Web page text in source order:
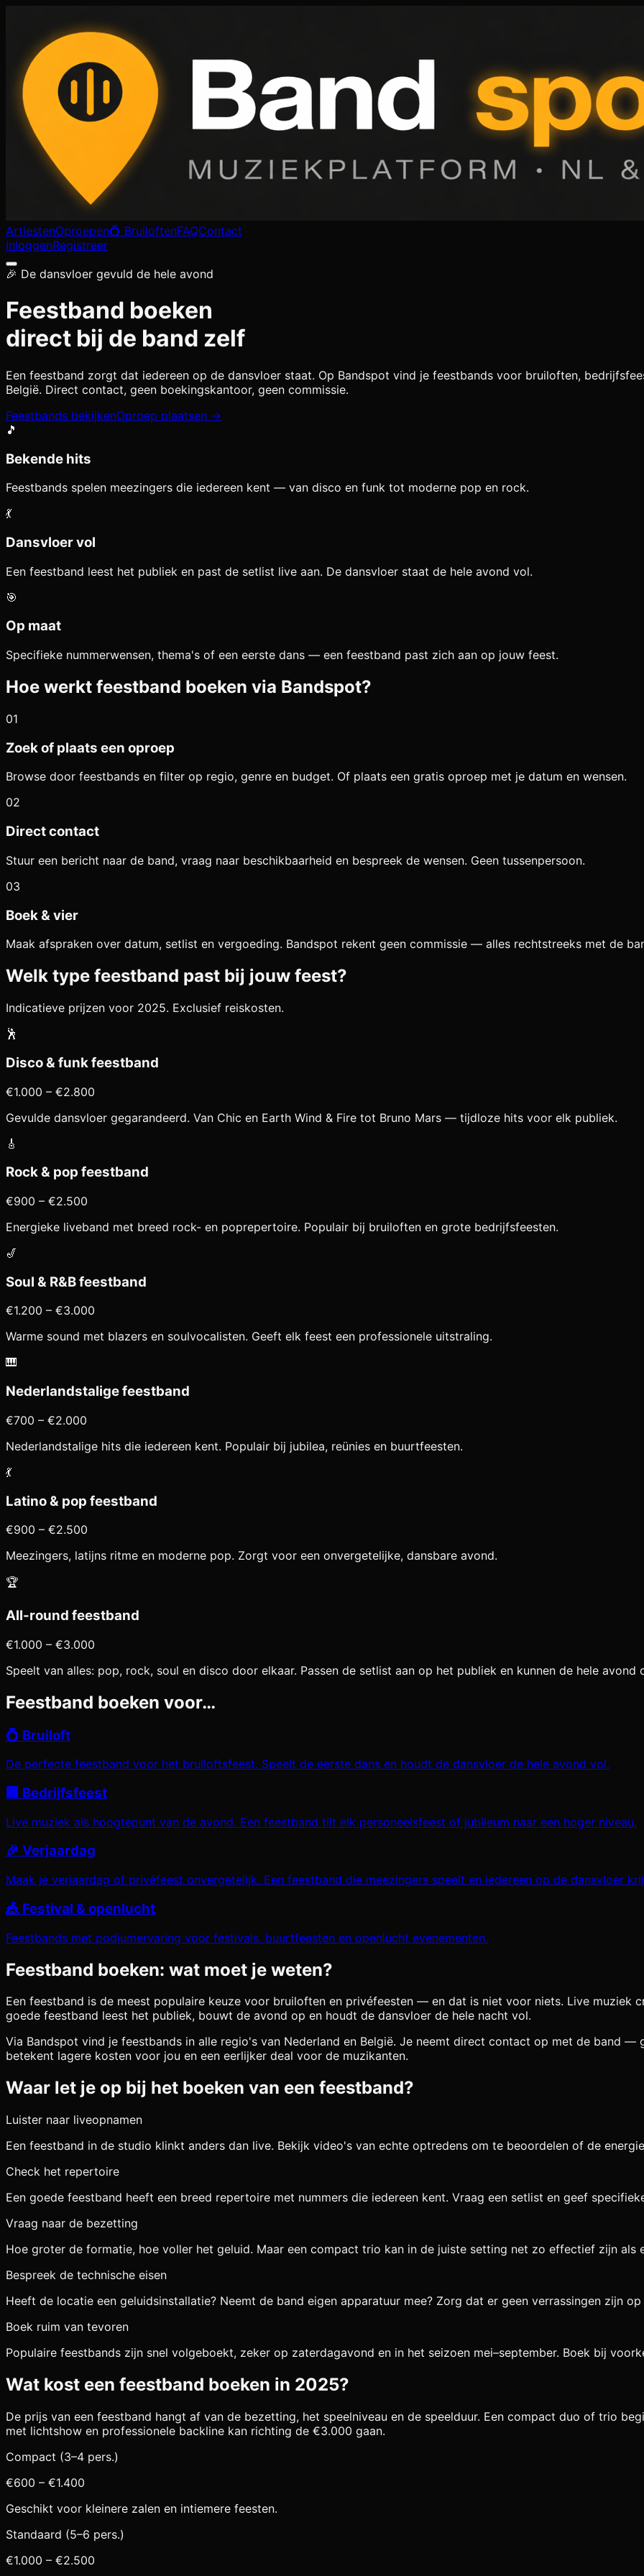
ArtiestenOproepen💍 BruiloftenFAQContact
InloggenRegistreer
🎉 De dansvloer gevuld de hele avond
Feestband boeken
direct bij de band zelf
Een feestband zorgt dat iedereen op de dansvloer staat. Op Bandspot vind je feestbands voor bruiloften,
België. Direct contact, geen boekingskantoor, geen commissie.
Feestbands bekijkenOproep plaatsen →
🎵
Bekende hits
Feestbands spelen meezingers die iedereen kent — van disco en funk tot moderne pop en rock.
💃
Dansvloer vol
Een feestband leest het publiek en past de setlist live aan. De dansvloer staat de hele avond vol.
🎯
Op maat
Specifieke nummerwensen, thema's of een eerste dans — een feestband past zich aan op jouw feest.
Hoe werkt feestband boeken via Bandspot?
01
Zoek of plaats een oproep
Browse door feestbands en filter op regio, genre en budget. Of plaats een gratis oproep met je datum en wensen.
02
Direct contact
Stuur een bericht naar de band, vraag naar beschikbaarheid en bespreek de wensen. Geen tussenpersoon.
03
Boek & vier
Maak afspraken over datum, setlist en vergoeding. Bandspot rekent geen commissie — alles rechtstreeks met de
Welk type feestband past bij jouw feest?
Indicatieve prijzen voor 2025. Exclusief reiskosten.
🕺
Disco & funk feestband
€1.000 – €2.800
Gevulde dansvloer gegarandeerd. Van Chic en Earth Wind & Fire tot Bruno Mars — tijdloze hits voor elk publiek.
🎸
Rock & pop feestband
€900 – €2.500
Energieke liveband met breed rock- en poprepertoire. Populair bij bruiloften en grote bedrijfsfeesten.
🎷
Soul & R&B feestband
€1.200 – €3.000
Warme sound met blazers en soulvocalisten. Geeft elk feest een professionele uitstraling.
🎹
Nederlandstalige feestband
€700 – €2.000
Nederlandstalige hits die iedereen kent. Populair bij jubilea, reünies en buurtfeesten.
💃
Latino & pop feestband
€900 – €2.500
Meezingers, latijns ritme en moderne pop. Zorgt voor een onvergetelijke, dansbare avond.
🏆
All-round feestband
€1.000 – €3.000
Speelt van alles: pop, rock, soul en disco door elkaar. Passen de setlist aan op het publiek en kunnen de hele avond
Feestband boeken voor…
💍 Bruiloft
De perfecte feestband voor het bruiloftsfeest. Speelt de eerste dans en houdt de dansvloer de hele avond vol.
🏢 Bedrijfsfeest
Live muziek als hoogtepunt van de avond. Een feestband tilt elk personeelsfeest of jubileum naar een hoger niveau.
🎉 Verjaardag
Maak je verjaardag of privéfeest onvergetelijk. Een feestband die meezingers speelt en iedereen op de dansvloer
🎪 Festival & openlucht
Feestbands met podiumervaring voor festivals, buurtfeesten en openlucht evenementen.
Feestband boeken: wat moet je weten?
Een feestband is de meest populaire keuze voor bruiloften en privéfeesten — en dat is niet voor niets. Live muziek
goede feestband leest het publiek, bouwt de avond op en houdt de dansvloer de hele nacht vol.
Via Bandspot vind je feestbands in alle regio's van Nederland en België. Je neemt direct contact op met de band —
betekent lagere kosten voor jou en een eerlijker deal voor de muzikanten.
Waar let je op bij het boeken van een feestband?
Luister naar liveopnamen
Een feestband in de studio klinkt anders dan live. Bekijk video's van echte optredens om te beoordelen of de
Check het repertoire
Een goede feestband heeft een breed repertoire met nummers die iedereen kent. Vraag een setlist en geef
Vraag naar de bezetting
Hoe groter de formatie, hoe voller het geluid. Maar een compact trio kan in de juiste setting net zo effectief zijn als
Bespreek de technische eisen
Heeft de locatie een geluidsinstallatie? Neemt de band eigen apparatuur mee? Zorg dat er geen verrassingen zijn
Boek ruim van tevoren
Populaire feestbands zijn snel volgeboekt, zeker op zaterdagavond en in het seizoen mei–september. Boek bij
Wat kost een feestband boeken in 2025?
De prijs van een feestband hangt af van de bezetting, het speelniveau en de speelduur. Een compact duo of trio
met lichtshow en professionele backline kan richting de €3.000 gaan.
Compact (3–4 pers.)
€600 – €1.400
Geschikt voor kleinere zalen en intiemere feesten.
Standaard (5–6 pers.)
€1.000 – €2.500